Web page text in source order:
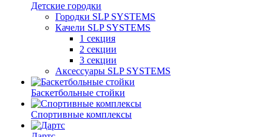
Детские городки
Городки SLP SYSTEMS
Качели SLP SYSTEMS
1 секция
2 секции
3 секции
Аксессуары SLP SYSTEMS
Баскетбольные стойки
Спортивные комплексы